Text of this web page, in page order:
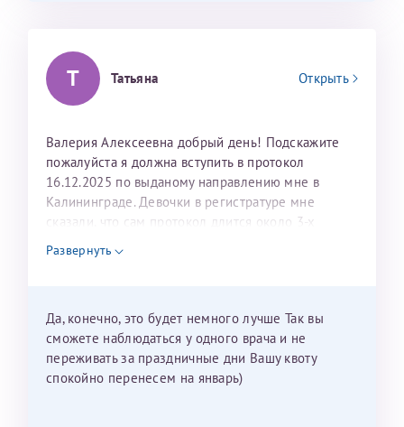
Т Татьяна Открыть
Валерия Алексеевна добрый день! Подскажите
пожалуйста я должна вступить в протокол
16.12.2025 по выданому направлению мне в
Калининграде. Девочки в регистратуре мне
сказали, что сам протокол длится около 3-х
недель и 3 недели я должна находится в Питере.
Можно мне новый год провести в Калининграде и
Развернуть
Да, конечно, это будет немного лучше Так вы
сможете наблюдаться у одного врача и не
переживать за праздничные дни Вашу квоту
спокойно перенесем на январь)